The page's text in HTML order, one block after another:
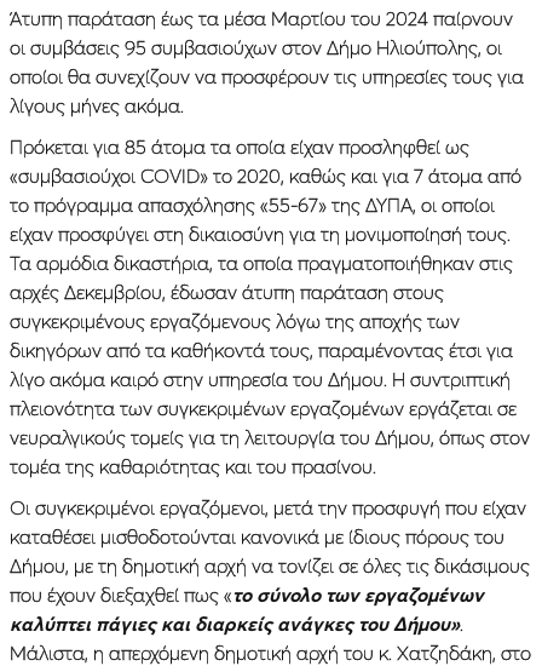
Άτυπη παράταση έως τα μέσα Μαρτίου του 2024 παίρνουν
οι συμβάσεις 95 συμβασιούχων στον Δήμο Ηλιούπολης, οι
οποίοι θα συνεχίζουν να προσφέρουν τις υπηρεσίες τους για
λίγους μήνες ακόμα.
Πρόκεται για 85 άτομα τα οποία είχαν προσληφθεί ως
«συμβασιούχοι COVID» το 2020, καθώς και για 7 άτομα από
το πρόγραμμα απασχόλησης «55-67» της ΔΥΠΑ, οι οποίοι
είχαν προσφύγει στη δικαιοσύνη για τη μονιμοποίησή τους.
Τα αρμόδια δικαστήρια, τα οποία πραγματοποιήθηκαν στις
αρχές Δεκεμβρίου, έδωσαν άτυπη παράταση στους
συγκεκριμένους εργαζόμενους λόγω της αποχής των
δικηγόρων από τα καθήκοντά τους, παραμένοντας έτσι για
λίγο ακόμα καιρό στην υπηρεσία του Δήμου. H συντριπτική
πλειονότητα των συγκεκριμένων εργαζομένων εργάζεται σε
νευραλγικούς τομείς για τη λειτουργία του Δήμου, όπως στον
τομέα της καθαριότητας και του πρασίνου.
Οι συγκεκριμένοι εργαζόμενοι, μετά την προσφυγή που είχαν
καταθέσει μισθοδοτούνται κανονικά με ίδιους πόρους του
Δήμου, με τη δημοτική αρχή να τονίζει σε όλες τις δικάσιμους
που έχουν διεξαχθεί πως «το σύνολο των εργαζομένων
καλύπτει πάγιες και διαρκείς ανάγκες του Δήμου».
Μάλιστα, η απερχόμενη δημοτική αρχή του κ. Χατζηδάκη, στο